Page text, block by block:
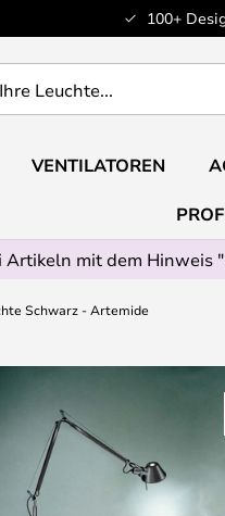
100+
VENTILATOREN
mit dem Hinweis
Schwarz - Artemide